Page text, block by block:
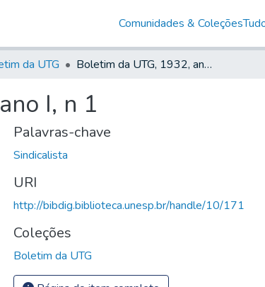
Comunidades & Coleções
da UTG Boletim da UTG, 1932, ano I, n 1
I, n 1
Palavras-chave
Sindicalista
URI
http://bibdig.biblioteca.unesp.br/handle/10/171
Coleções
Boletim da UTG